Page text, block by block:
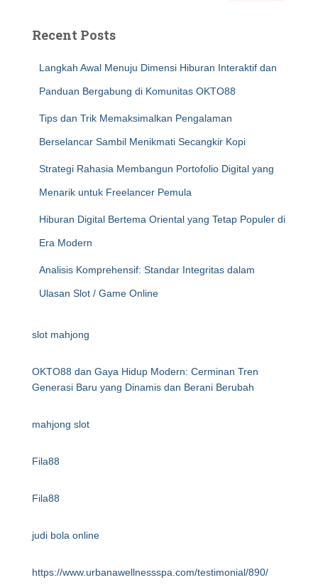
Recent Posts
Langkah Awal Menuju Dimensi Hiburan Interaktif dan
Panduan Bergabung di Komunitas OKTO88
Tips dan Trik Memaksimalkan Pengalaman
Berselancar Sambil Menikmati Secangkir Kopi
Strategi Rahasia Membangun Portofolio Digital yang
Menarik untuk Freelancer Pemula
Hiburan Digital Bertema Oriental yang Tetap Populer di
Era Modern
Analisis Komprehensif: Standar Integritas dalam
Ulasan Slot / Game Online
slot mahjong
OKTO88 dan Gaya Hidup Modern: Cerminan Tren
Generasi Baru yang Dinamis dan Berani Berubah
mahjong slot
Fila88
Fila88
judi bola online
https://www.urbanawellnessspa.com/testimonial/890/